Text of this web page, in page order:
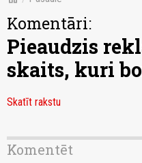
Komentāri:
Pieaudzis
skaits, kuri
Skatīt rakstu
Komentēt